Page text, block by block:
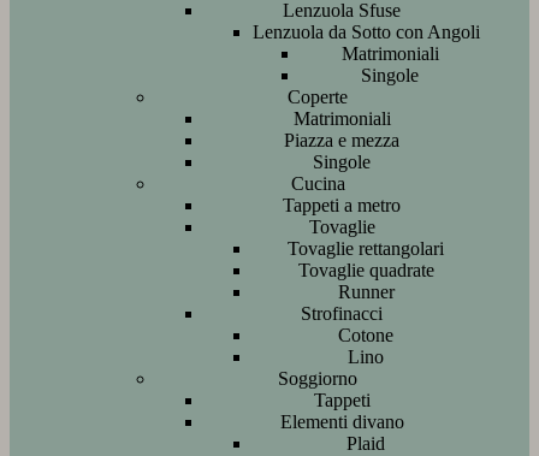
Lenzuola Sfuse
Lenzuola da Sotto con Angoli
Matrimoniali
Singole
Coperte
Matrimoniali
Piazza e mezza
Singole
Cucina
Tappeti a metro
Tovaglie
Tovaglie rettangolari
Tovaglie quadrate
Runner
Strofinacci
Cotone
Lino
Soggiorno
Tappeti
Elementi divano
Plaid